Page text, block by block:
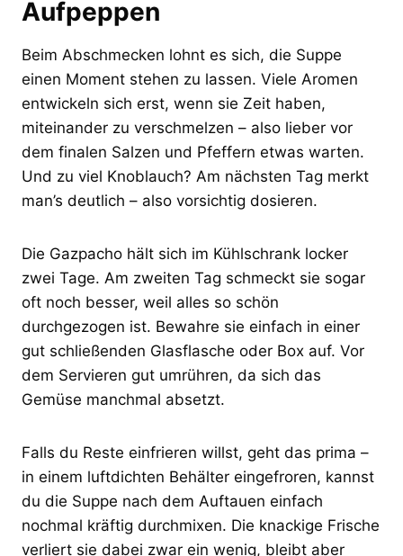
Aufpeppen
Beim Abschmecken lohnt es sich, die Suppe
einen Moment stehen zu lassen. Viele Aromen
entwickeln sich erst, wenn sie Zeit haben,
miteinander zu verschmelzen – also lieber vor
dem finalen Salzen und Pfeffern etwas warten.
Und zu viel Knoblauch? Am nächsten Tag merkt
man’s deutlich – also vorsichtig dosieren.
Die Gazpacho hält sich im Kühlschrank locker
zwei Tage. Am zweiten Tag schmeckt sie sogar
oft noch besser, weil alles so schön
durchgezogen ist. Bewahre sie einfach in einer
gut schließenden Glasflasche oder Box auf. Vor
dem Servieren gut umrühren, da sich das
Gemüse manchmal absetzt.
Falls du Reste einfrieren willst, geht das prima –
in einem luftdichten Behälter eingefroren, kannst
du die Suppe nach dem Auftauen einfach
nochmal kräftig durchmixen. Die knackige Frische
verliert sie dabei zwar ein wenig, bleibt aber